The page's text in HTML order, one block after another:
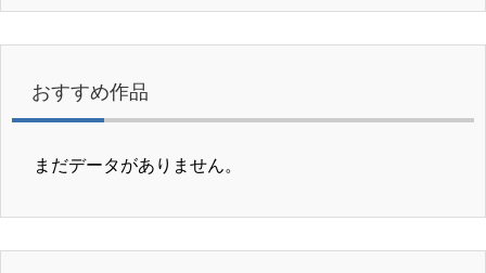
おすすめ作品
まだデータがありません。